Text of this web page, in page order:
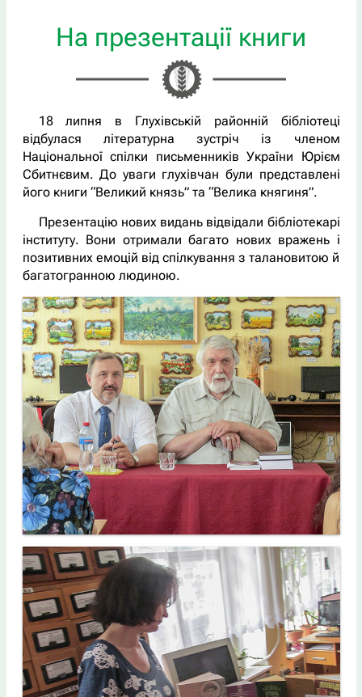
На презентації книги
18 липня в Глухівській районній бібліотеці
відбулася літературна зустріч із членом
Національної спілки письменників України Юрієм
Сбитнєвим. До уваги глухівчан були представлені
його книги “Великий князь” та “Велика княгиня”.
Презентацію нових видань відвідали бібліотекарі
інституту. Вони отримали багато нових вражень і
позитивних емоцій від спілкування з талановитою й
багатогранною людиною.